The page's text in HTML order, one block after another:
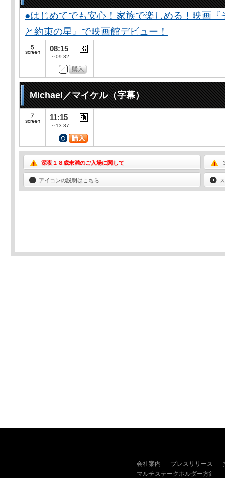
●はじめてでも安心！家族で楽しめる！映画
と約束の星』で映画館デビュー！
08:15
～09:32
Michael／マイケル（字幕）
11:15
～13:37
深夜１８歳未満のご入場に関して
アイコンの説明はこちら
会社案内 プレスリリース
マルチステークホルダー方針